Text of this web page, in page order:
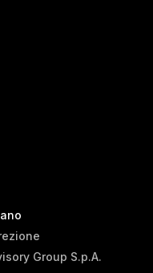
Group S.p.A.